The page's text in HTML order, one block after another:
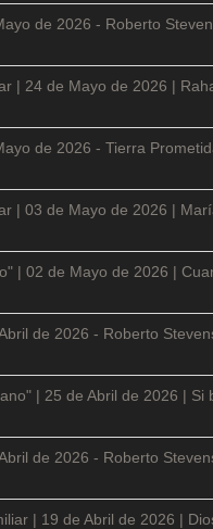
de 2026 - Roberto
| 24 de Mayo de 2026 |
de 2026 - Tierra
| 03 de Mayo de 2026 |
| 02 de Mayo de 2026 |
de 2026 - Roberto
| 25 de Abril de 2026 |
de 2026 - Roberto
| 19 de Abril de 2026 |